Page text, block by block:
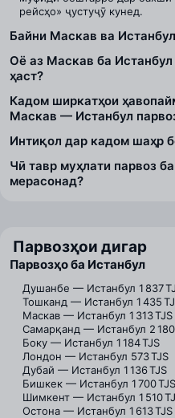
рейсҳо» ҷустуҷӯ кунед.
Байни Маскав ва
Оё аз Маскав ба
ҳаст?
Кадом ширкатҳои
Маскав — Истанбул
Интиқол дар кадом шаҳр
Чӣ тавр муҳлати парвоз
мерасонад?
Парвозҳои дигар
Парвозҳо ба Истанбул
Душанбе — Истанбул 1 837
Тошканд — Истанбул 1 435
Маскав — Истанбул 1 313 TJS
Самарқанд — Истанбул 2
Боку — Истанбул 1 184 TJS
Лондон — Истанбул 573 TJS
Дубай — Истанбул 1 136 TJS
Бишкек — Истанбул 1 700 TJS
Шимкент — Истанбул 1 510
Остона — Истанбул 1 613 TJS